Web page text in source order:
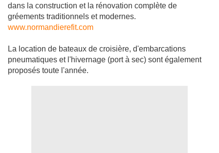
dans la construction et la rénovation complète de
gréements traditionnels et modernes.
www.normandierefit.com
La location de bateaux de croisière, d'embarcations
pneumatiques et l'hivernage (port à sec) sont également
proposés toute l'année.